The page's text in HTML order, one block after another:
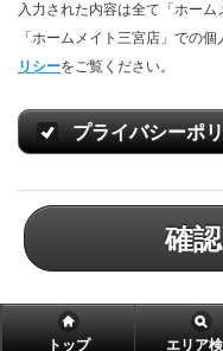
入力された内容は全て「ホーム
「ホームメイト三宮店」での
リシーをご覧ください。
プライバシーポ
確
トップ エリア